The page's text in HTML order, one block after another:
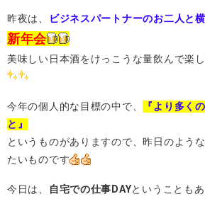
昨夜は、 ビジネスパートナーのお二人と
新年会
美味しい日本酒をけっこうな量飲んで楽
今年の個人的な目標の中で、
『より多く
と』
というものがありますので、昨日のよう
たいものです
今日は、 自宅での仕事DAYということもあ